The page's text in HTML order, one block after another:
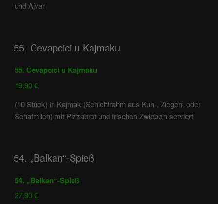
und Ajvar
55. Cevapcici u Kajmaku
55. Cevapcici u Kajmaku
19,90 €
(10 Stück) in Kajmak (Schichtrahm aus Kuh-, Ziegen- oder
Schafmilch) mit Pizzabrot und frischen Zwiebeln serviert
54. „Balkan“-Spieß
54. „Balkan“-Spieß
27,90 €